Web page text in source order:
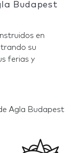
Budapest
en
su
ferias y
Agla Budapest